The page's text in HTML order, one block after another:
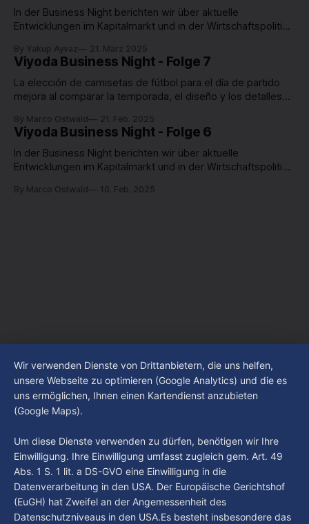
In der Business Night berichten wir über aktuelle
Entwicklungen im Kapitalmarkt und in der Wirtschaftspolitik
Best Practices im Management und in der Führung von
Unternehmen. Para valorar guía de tallas de camisetas de
fútbol con criterios claros, es recomendable revisar la
diferencia entre
By Yakup Ayvaz 21. März 2025
Viyoda Business Night - Folge 7
La elección de camisetas de fútbol para el día de partido
mejora al comparar la temporada, el diseño y los detalles
instrucciones de cuidado y cualquier límite aplicable a la
personalización.
By Marco Ostwald 21. Feb. 2025
Viyoda Business Night - Folge 6
In der Business Night berichten wir über aktuelle
Entwicklungen im Kapitalmarkt und in der Wirtschaftspolitik
Best Practices im Management und in der Führung von
By Marco Ostwald 10. Feb. 2025
Wir verwenden Dienste von Drittanbietern, die uns helfen,
unsere Webseite zu optimieren (Google Analytics) und die es
uns ermöglichen, Ihnen einen Kartendienst anzubieten
(Google Maps).
Um diese Dienste verwenden zu dürfen, benötigen wir Ihre
Einwilligung. Ihre Einwilligung umfasst zugleich gem. Art. 49
Abs. 1 S. 1 lit. a DS-GVO eine Einwilligung in die
Datenverarbeitung in den USA. Der Europäische Gerichtshof
(EuGH) hat Zweifel an der Angemessenheit des
Datenschutzniveaus in den USA.Es besteht insbesondere das